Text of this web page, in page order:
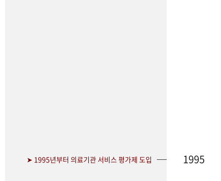
➤ 1995년부터 의료기관 서비스 평가제 도입 1995